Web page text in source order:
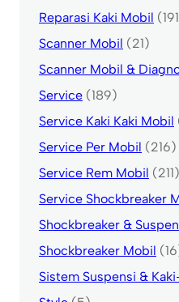
Reparasi Kaki Mobil
Scanner Mobil (21)
Scanner Mobil &
Service (189)
Service Kaki Kaki Mobil
Service Per Mobil (216)
Service Rem Mobil (211)
Service Shockbreaker
Shockbreaker &
Shockbreaker Mobil
Sistem Suspensi &